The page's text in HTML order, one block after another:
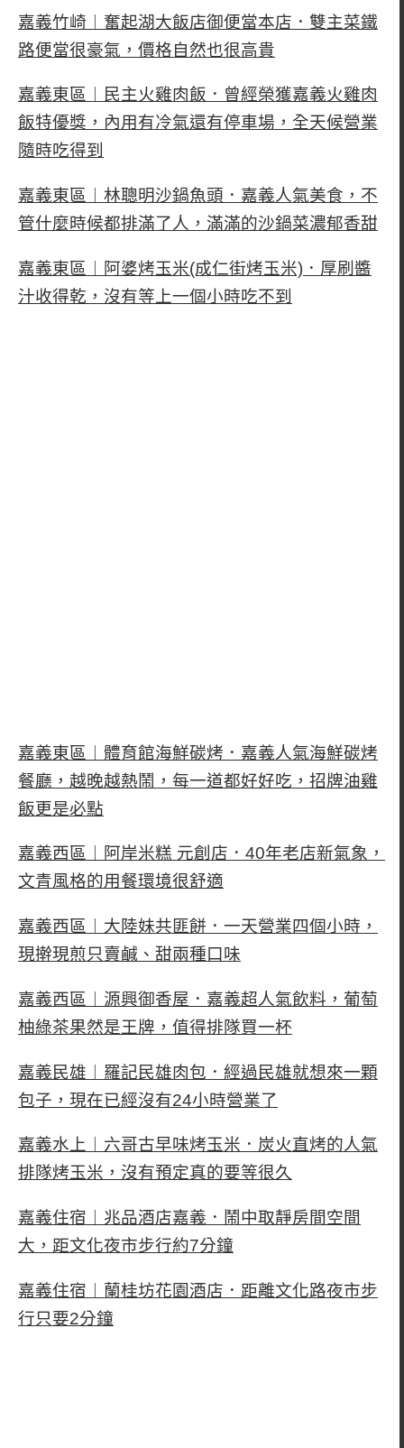
嘉義竹崎︱奮起湖大飯店御便當本店．雙主菜鐵
路便當很豪氣，價格自然也很高貴
嘉義東區︱民主火雞肉飯．曾經榮獲嘉義火雞肉
飯特優獎，內用有冷氣還有停車場，全天候營業
隨時吃得到
嘉義東區︱林聰明沙鍋魚頭．嘉義人氣美食，不
管什麼時候都排滿了人，滿滿的沙鍋菜濃郁香甜
嘉義東區︱阿婆烤玉米(成仁街烤玉米)．厚刷醬
汁收得乾，沒有等上一個小時吃不到
嘉義東區︱體育館海鮮碳烤．嘉義人氣海鮮碳烤
餐廳，越晚越熱鬧，每一道都好好吃，招牌油雞
飯更是必點
嘉義西區︱阿岸米糕 元創店．40年老店新氣象，
文青風格的用餐環境很舒適
嘉義西區︱大陸妹共匪餅．一天營業四個小時，
現擀現煎只賣鹹、甜兩種口味
嘉義西區︱源興御香屋．嘉義超人氣飲料，葡萄
柚綠茶果然是王牌，值得排隊買一杯
嘉義民雄︱羅記民雄肉包．經過民雄就想來一顆
包子，現在已經沒有24小時營業了
嘉義水上︱六哥古早味烤玉米．炭火直烤的人氣
排隊烤玉米，沒有預定真的要等很久
嘉義住宿︱兆品酒店嘉義．鬧中取靜房間空間
大，距文化夜市步行約7分鐘
嘉義住宿︱蘭桂坊花園酒店．距離文化路夜市步
行只要2分鐘